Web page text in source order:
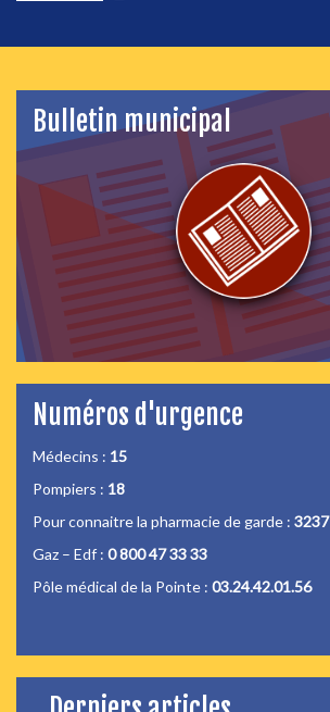
Bulletin municipal
Numéros d'urgence
Médecins : 15
Pompiers : 18
Pour connaitre la pharmacie de garde : 3237
Gaz – Edf : 0 800 47 33 33
Pôle médical de la Pointe : 03.24.42.01.56